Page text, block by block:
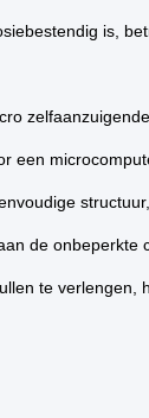
is,
een
de
te verlengen,